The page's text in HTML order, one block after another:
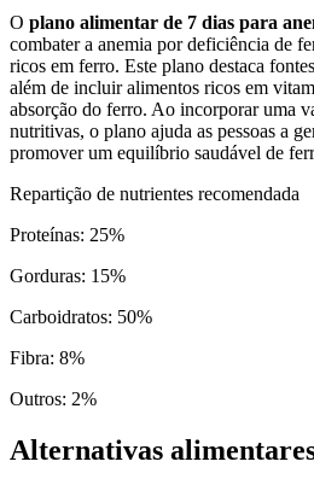
O plano alimentar de 7 dias para
combater a anemia por deficiência de
ricos em ferro. Este plano destaca
além de incluir alimentos ricos em
absorção do ferro. Ao incorporar uma
nutritivas, o plano ajuda as pessoas a
promover um equilíbrio saudável de
Repartição de nutrientes recomendada
Proteínas: 25%
Gorduras: 15%
Carboidratos: 50%
Fibra: 8%
Outros: 2%
Alternativas